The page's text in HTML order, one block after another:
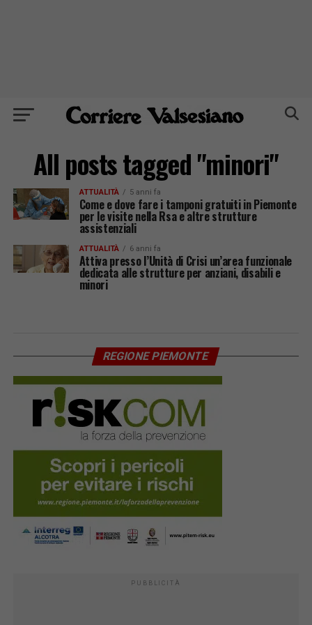
All posts tagged "minori"
ATTUALITÀ 5 anni fa
Come e dove fare i tamponi gratuiti in Piemonte
per le visite nella Rsa e altre strutture
assistenziali
ATTUALITÀ 6 anni fa
Attiva presso l’Unità di Crisi un’area funzionale
dedicata alle strutture per anziani, disabili e
minori
REGIONE PIEMONTE
PUBBLICITÀ